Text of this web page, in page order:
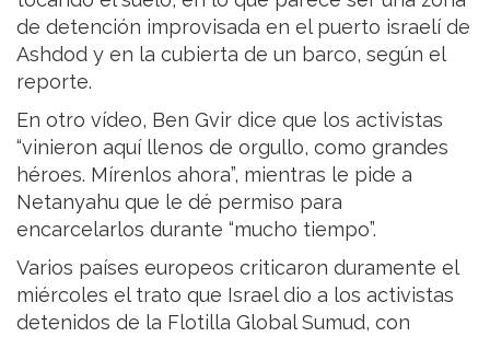
de detención improvisada en el puerto israelí de
Ashdod y en la cubierta de un barco, según el
reporte.
En otro vídeo, Ben Gvir dice que los activistas
“vinieron aquí llenos de orgullo, como grandes
héroes. Mírenlos ahora”, mientras le pide a
Netanyahu que le dé permiso para
encarcelarlos durante “mucho tiempo”.
Varios países europeos criticaron duramente el
miércoles el trato que Israel dio a los activistas
detenidos de la Flotilla Global Sumud, con